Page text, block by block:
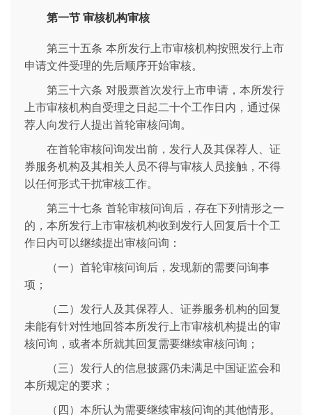
第一节 审核机构审核
第三十五条 本所发行上市审核机构按照发行上市
申请文件受理的先后顺序开始审核。
第三十六条 对股票首次发行上市申请，本所发行
上市审核机构自受理之日起二十个工作日内，通过保
荐人向发行人提出首轮审核问询。
在首轮审核问询发出前，发行人及其保荐人、证
券服务机构及其相关人员不得与审核人员接触，不得
以任何形式干扰审核工作。
第三十七条 首轮审核问询后，存在下列情形之一
的，本所发行上市审核机构收到发行人回复后十个工
作日内可以继续提出审核问询：
（一）首轮审核问询后，发现新的需要问询事
项；
（二）发行人及其保荐人、证券服务机构的回复
未能有针对性地回答本所发行上市审核机构提出的审
核问询，或者本所就其回复需要继续审核问询；
（三）发行人的信息披露仍未满足中国证监会和
本所规定的要求；
（四）本所认为需要继续审核问询的其他情形。